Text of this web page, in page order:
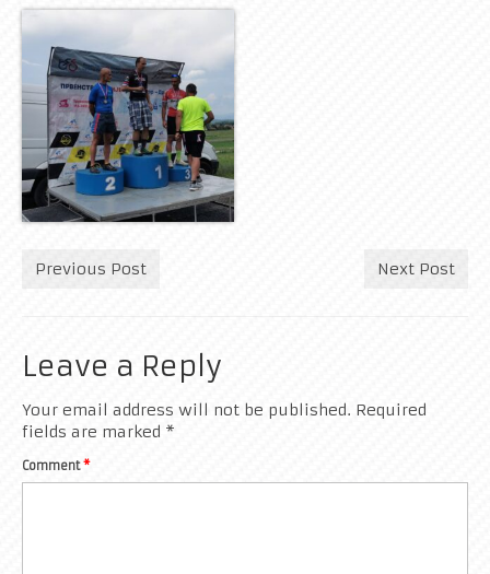
Previous Post Next Post
Leave a Reply
Your email address will not be published. Required
fields are marked *
Comment*